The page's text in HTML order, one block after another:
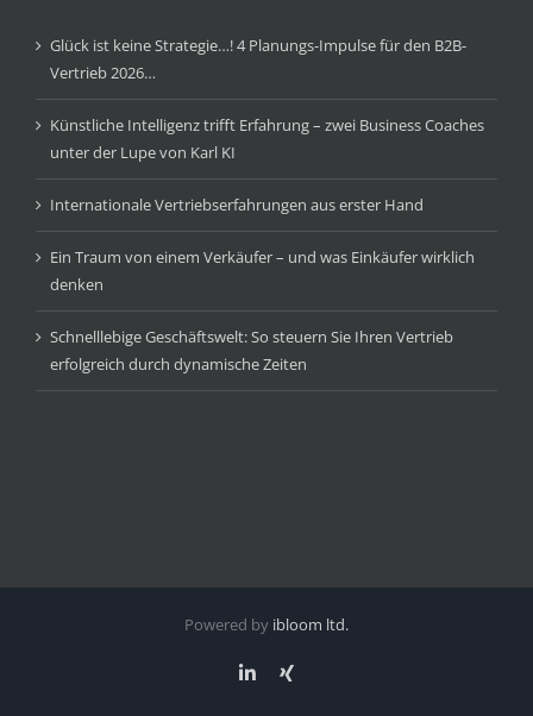
Glück ist keine Strategie…! 4 Planungs-Impulse für den B2B-
Vertrieb 2026…
Künstliche Intelligenz trifft Erfahrung – zwei Business Coaches
unter der Lupe von Karl KI
Internationale Vertriebserfahrungen aus erster Hand
Ein Traum von einem Verkäufer – und was Einkäufer wirklich
denken
Schnelllebige Geschäftswelt: So steuern Sie Ihren Vertrieb
erfolgreich durch dynamische Zeiten
Powered by ibloom ltd.
LinkedIn
Xing